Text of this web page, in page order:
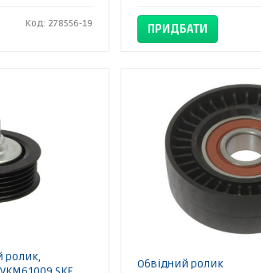
Код: 278556-19 ПРИДБАТИ
ролик,
Обвідний ролик